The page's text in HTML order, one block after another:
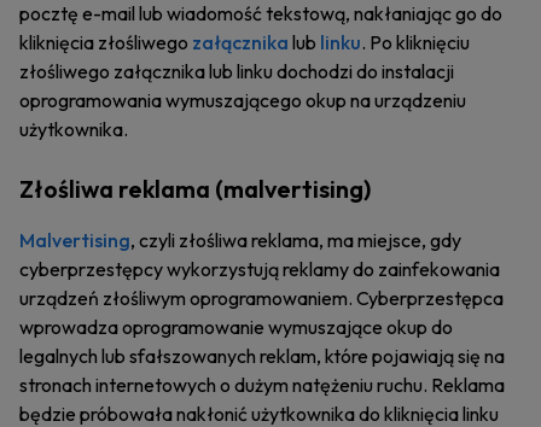
pocztę e-mail lub wiadomość tekstową, nakłaniając go do
kliknięcia złośliwego załącznika lub linku. Po kliknięciu
złośliwego załącznika lub linku dochodzi do instalacji
oprogramowania wymuszającego okup na urządzeniu
użytkownika.
Złośliwa reklama (malvertising)
Malvertising, czyli złośliwa reklama, ma miejsce, gdy
cyberprzestępcy wykorzystują reklamy do zainfekowania
urządzeń złośliwym oprogramowaniem. Cyberprzestępca
wprowadza oprogramowanie wymuszające okup do
legalnych lub sfałszowanych reklam, które pojawiają się na
stronach internetowych o dużym natężeniu ruchu. Reklama
będzie próbowała nakłonić użytkownika do kliknięcia linku